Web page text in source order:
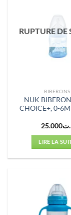
RUPTURE DE
BIBERONS
NUK
CHOICE+, 0-
25.000
LIRE LA